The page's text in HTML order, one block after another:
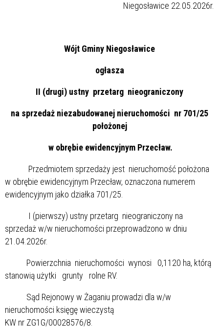
Niegosławice 22.05.2026r.
Wójt Gminy Niegosławice
ogłasza
II (drugi) ustny przetarg nieograniczony
na sprzedaż niezabudowanej nieruchomości nr 701/25
położonej
w obrębie ewidencyjnym Przecław.
Przedmiotem sprzedaży jest nieruchomość położona
w obrębie ewidencyjnym Przecław, oznaczona numerem
ewidencyjnym jako działka 701/25.
I (pierwszy) ustny przetarg nieograniczony na
sprzedaż w/w nieruchomości przeprowadzono w dniu
21.04.2026r.
Powierzchnia nieruchomości wynosi 0,1120 ha, którą
stanowią użytki grunty rolne RV.
Sąd Rejonowy w Żaganiu prowadzi dla w/w
nieruchomości księgę wieczystą
KW nr ZG1G/00028576/8.